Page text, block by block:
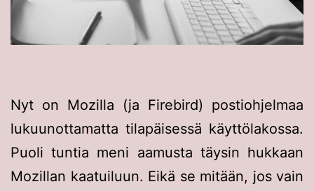
Nyt on Mozilla (ja Firebird) postiohjelmaa
lukuunottamatta tilapäisessä käyttölakossa.
Puoli tuntia meni aamusta täysin hukkaan
Mozillan kaatuiluun. Eikä se mitään, jos vain